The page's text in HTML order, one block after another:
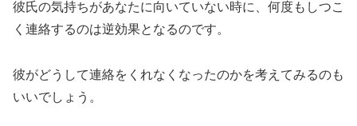
彼氏の気持ちがあなたに向いていない時に、何度もしつこ
く連絡するのは逆効果となるのです。
彼がどうして連絡をくれなくなったのかを考えてみるのも
いいでしょう。